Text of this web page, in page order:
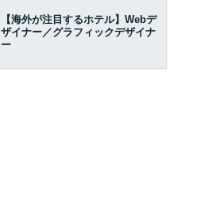
【海外が注目するホテル】Webデ
ザイナー／グラフィックデザイナ
ー